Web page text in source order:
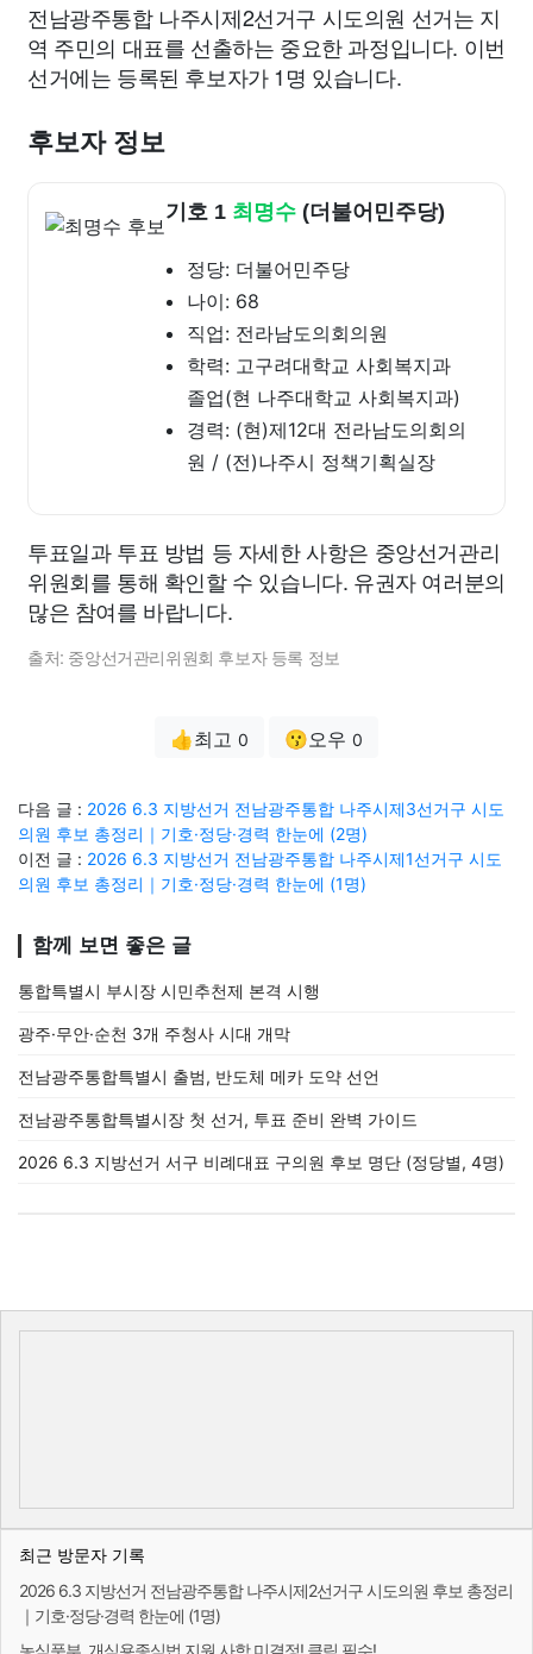
전남광주통합 나주시제2선거구 시도의원 선거는 지
역 주민의 대표를 선출하는 중요한 과정입니다. 이번
선거에는 등록된 후보자가 1명 있습니다.
후보자 정보
기호 1 최명수 (더불어민주당)
정당: 더불어민주당
나이: 68
직업: 전라남도의회의원
학력: 고구려대학교 사회복지과
졸업(현 나주대학교 사회복지과)
경력: (현)제12대 전라남도의회의
원 / (전)나주시 정책기획실장
투표일과 투표 방법 등 자세한 사항은 중앙선거관리
위원회를 통해 확인할 수 있습니다. 유권자 여러분의
많은 참여를 바랍니다.
출처: 중앙선거관리위원회 후보자 등록 정보
👍최고 0 😗오우 0
다음 글 : 2026 6.3 지방선거 전남광주통합 나주시제3선거구 시도
의원 후보 총정리｜기호·정당·경력 한눈에 (2명)
이전 글 : 2026 6.3 지방선거 전남광주통합 나주시제1선거구 시도
의원 후보 총정리｜기호·정당·경력 한눈에 (1명)
함께 보면 좋은 글
통합특별시 부시장 시민추천제 본격 시행
광주·무안·순천 3개 주청사 시대 개막
전남광주통합특별시 출범, 반도체 메카 도약 선언
전남광주통합특별시장 첫 선거, 투표 준비 완벽 가이드
2026 6.3 지방선거 서구 비례대표 구의원 후보 명단 (정당별, 4명)
최근 방문자 기록
2026 6.3 지방선거 전남광주통합 나주시제2선거구 시도의원 후보 총정리
｜기호·정당·경력 한눈에 (1명)
농식품부, 개식용종식법 지원 사항 미결정! 클릭 필수!